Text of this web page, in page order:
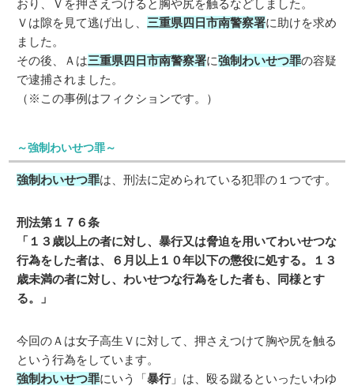
おり、Ｖを押さえつけると胸や尻を触るなどしました。
Ｖは隙を見て逃げ出し、 三重県四日市南警察署に助けを求め
ました。
その後、Ａは三重県四日市南警察署に強制わいせつ罪の容疑
で逮捕されました。
（※この事例はフィクションです。）
～強制わいせつ罪～
強制わいせつ罪は、刑法に定められている犯罪の１つです。
刑法第１７６条
「１３歳以上の者に対し、暴行又は脅迫を用いてわいせつな
行為をした者は、６月以上１０年以下の懲役に処する。１３
歳未満の者に対し、わいせつな行為をした者も、同様とす
る。」
今回のＡは女子高生Ｖに対して、押さえつけて胸や尻を触る
という行為をしています。
強制わいせつ罪にいう「暴行」は、殴る蹴るといったいわゆ